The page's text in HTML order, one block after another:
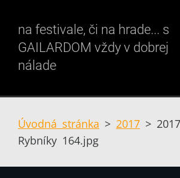
na festivale, či na hrade... s
GAILARDOM vždy v dobrej
nálade
Úvodná stránka > 2017 >
Rybníky 164.jpg